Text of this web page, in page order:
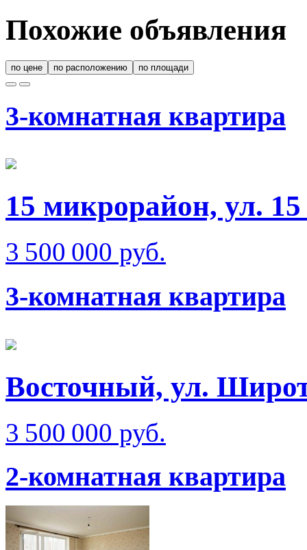
Похожие объявления
по цене по расположению по площади
3-комнатная квартира
15 микрорайон, ул.
3 500 000 руб.
3-комнатная квартира
Восточный, ул.
3 500 000 руб.
2-комнатная квартира